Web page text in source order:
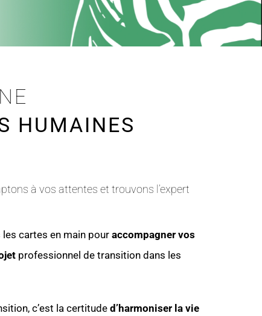
HUMAINES
à vos attentes et trouvons l’expert
les cartes en main pouraccompagner vos
professionnel de transition dans les
c’est la certituded’harmoniser la vie